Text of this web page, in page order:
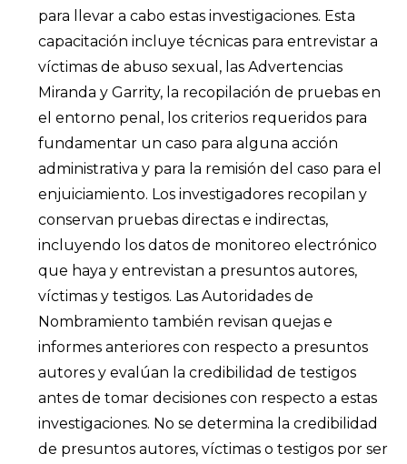
para llevar a cabo estas investigaciones. Esta
capacitación incluye técnicas para entrevistar a
víctimas de abuso sexual, las Advertencias
Miranda y Garrity, la recopilación de pruebas en
el entorno penal, los criterios requeridos para
fundamentar un caso para alguna acción
administrativa y para la remisión del caso para el
enjuiciamiento. Los investigadores recopilan y
conservan pruebas directas e indirectas,
incluyendo los datos de monitoreo electrónico
que haya y entrevistan a presuntos autores,
víctimas y testigos. Las Autoridades de
Nombramiento también revisan quejas e
informes anteriores con respecto a presuntos
autores y evalúan la credibilidad de testigos
antes de tomar decisiones con respecto a estas
investigaciones. No se determina la credibilidad
de presuntos autores, víctimas o testigos por ser